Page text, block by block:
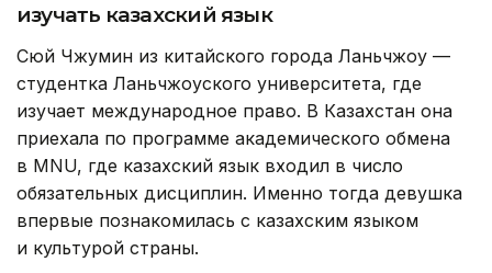
изучать казахский язык
Сюй Чжумин из китайского города Ланьчжоу —
студентка Ланьчжоуского университета, где
изучает международное право. В Казахстан она
приехала по программе академического обмена
в MNU, где казахский язык входил в число
обязательных дисциплин. Именно тогда девушка
впервые познакомилась с казахским языком
и культурой страны.